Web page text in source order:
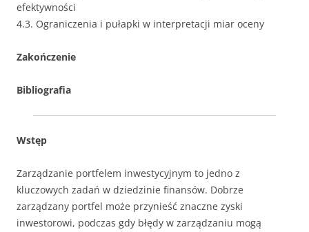
efektywności
4.3. Ograniczenia i pułapki w interpretacji miar oceny
Zakończenie
Bibliografia
Wstęp
Zarządzanie portfelem inwestycyjnym to jedno z
kluczowych zadań w dziedzinie finansów. Dobrze
zarządzany portfel może przynieść znaczne zyski
inwestorowi, podczas gdy błędy w zarządzaniu mogą